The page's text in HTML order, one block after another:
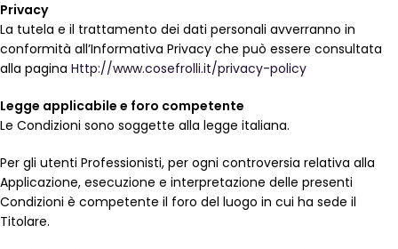
Privacy
La tutela e il trattamento dei dati personali avverranno in
conformità all’Informativa Privacy che può essere consultata
alla pagina Http://www.cosefrolli.it/privacy-policy
Legge applicabile e foro competente
Le Condizioni sono soggette alla legge italiana.
Per gli utenti Professionisti, per ogni controversia relativa alla
Applicazione, esecuzione e interpretazione delle presenti
Condizioni è competente il foro del luogo in cui ha sede il
Titolare.